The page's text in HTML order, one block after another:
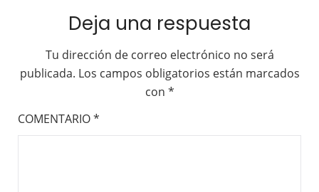
Deja una respuesta
Tu dirección de correo electrónico no será
publicada. Los campos obligatorios están marcados
con *
COMENTARIO*